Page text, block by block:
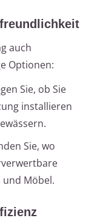
auch
Optionen:
Sie, ob Sie
installieren
Sie, wo
Möbel.